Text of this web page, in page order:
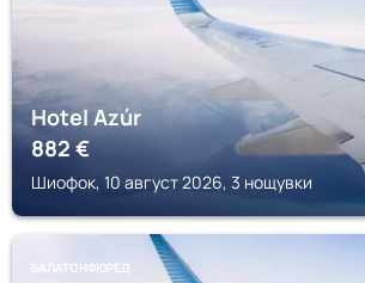
Hotel Azúr
882€
Шиофок, 10 август 2026, 3 нощувки
БАЛАТОНФЮРЕД